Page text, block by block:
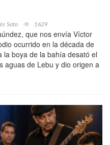
Soto 1629
que nos envía Víctor
ocurrido en la década de
la boya de la bahía desató el
aguas de Lebu y dio origen a